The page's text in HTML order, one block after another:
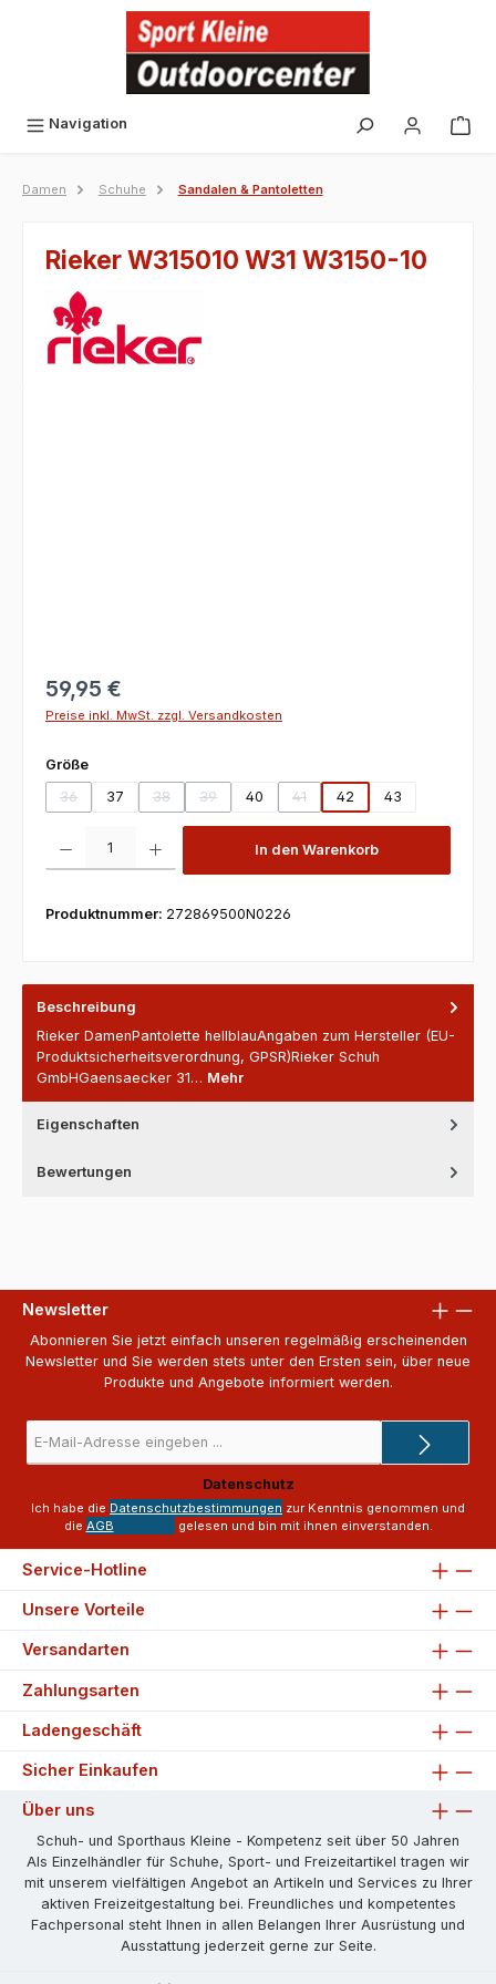
Navigation
Damen Schuhe Sandalen & Pantoletten
Rieker W315010 W31 W3150-10
59,95 €
Preise inkl. MwSt. zzgl. Versandkosten
Größeauswählen
36
(Diese Option ist zurzeit nicht verfügbar.)
37 38
(Diese Option ist zurzeit nicht verfügbar.)
39
(Diese Option ist zurzeit nicht verfügbar.)
40 41
(Diese Option ist zurzeit nicht
42 43
In den Warenkorb
Produktnummer: 272869500N0226
Beschreibung
Rieker DamenPantolette hellblauAngaben zum Hersteller (EU-
Produktsicherheitsverordnung, GPSR)Rieker Schuh
GmbHGaensaecker 31… Mehr
Eigenschaften
Bewertungen
Newsletter
Abonnieren Sie jetzt einfach unseren regelmäßig erscheinenden
Newsletter und Sie werden stets unter den Ersten sein, über neue
Produkte und Angebote informiert werden.
Mail-
Adresse
*
Datenschutz
Ich habe die Datenschutzbestimmungen zur Kenntnis genommen und
die AGB gelesen und bin mit ihnen einverstanden.
Service-Hotline
Unsere Vorteile
Versandarten
Zahlungsarten
Ladengeschäft
Sicher Einkaufen
Über uns
Schuh- und Sporthaus Kleine - Kompetenz seit über 50 Jahren
Als Einzelhändler für Schuhe, Sport- und Freizeitartikel tragen wir
mit unserem vielfältigen Angebot an Artikeln und Services zu Ihrer
aktiven Freizeitgestaltung bei. Freundliches und kompetentes
Fachpersonal steht Ihnen in allen Belangen Ihrer Ausrüstung und
Ausstattung jederzeit gerne zur Seite.